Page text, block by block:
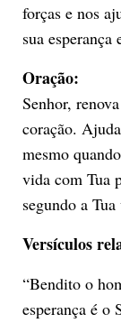
forças e nos
sua esperança
Oração:
Senhor,
coração.
mesmo
vida com Tua
segundo a
Versículos
“Bendito o
esperança é o